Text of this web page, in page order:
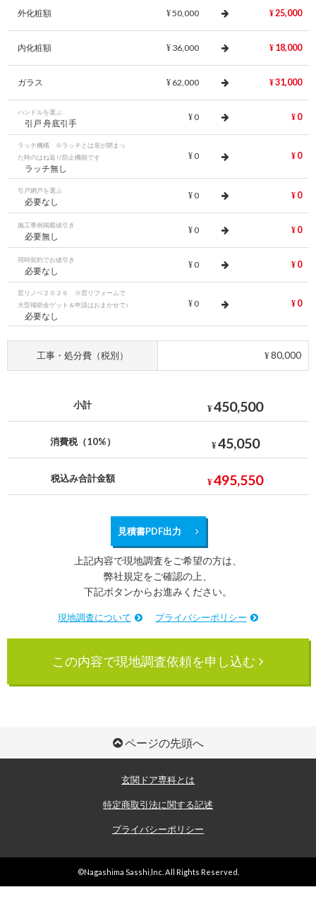
外化粧額 ¥50,000 ¥25,000
内化粧額 ¥ 36,000 ¥ 18,000
ガラス ¥ 62,000 ¥31,000
ハンドルを選ぶ
引戸 舟底引手
¥0 ¥ 0
ラッチ機構 ※ラッチとは扉が閉まっ
た時のはね返り防止機能です
ラッチ無し
¥0 ¥ 0
引戸網戸を選ぶ
必要なし
¥0 ¥ 0
施工事例掲載値引き
必要無し
¥0 ¥ 0
同時契約でお値引き
必要なし
¥0 ¥ 0
窓リノベ２０２６ ※窓リフォームで
大型補助金ゲット＆申請はおまかせで♪
必要なし
¥0 ¥ 0
工事・処分費（税別） ¥80,000
小計 ¥450,500
消費税（10%） ¥45,050
税込み合計金額 ¥495,550
見積書PDF出力
上記内容で現地調査をご希望の方は、
弊社規定をご確認の上、
下記ボタンからお進みください。
現地調査について プライバシーポリシー
この内容で現地調査依頼を申し込む
ページの先頭へ
玄関ドア専科とは
特定商取引法に関する記述
プライバシーポリシー
©Nagashima Sasshi,lnc. All Rights Reserved.